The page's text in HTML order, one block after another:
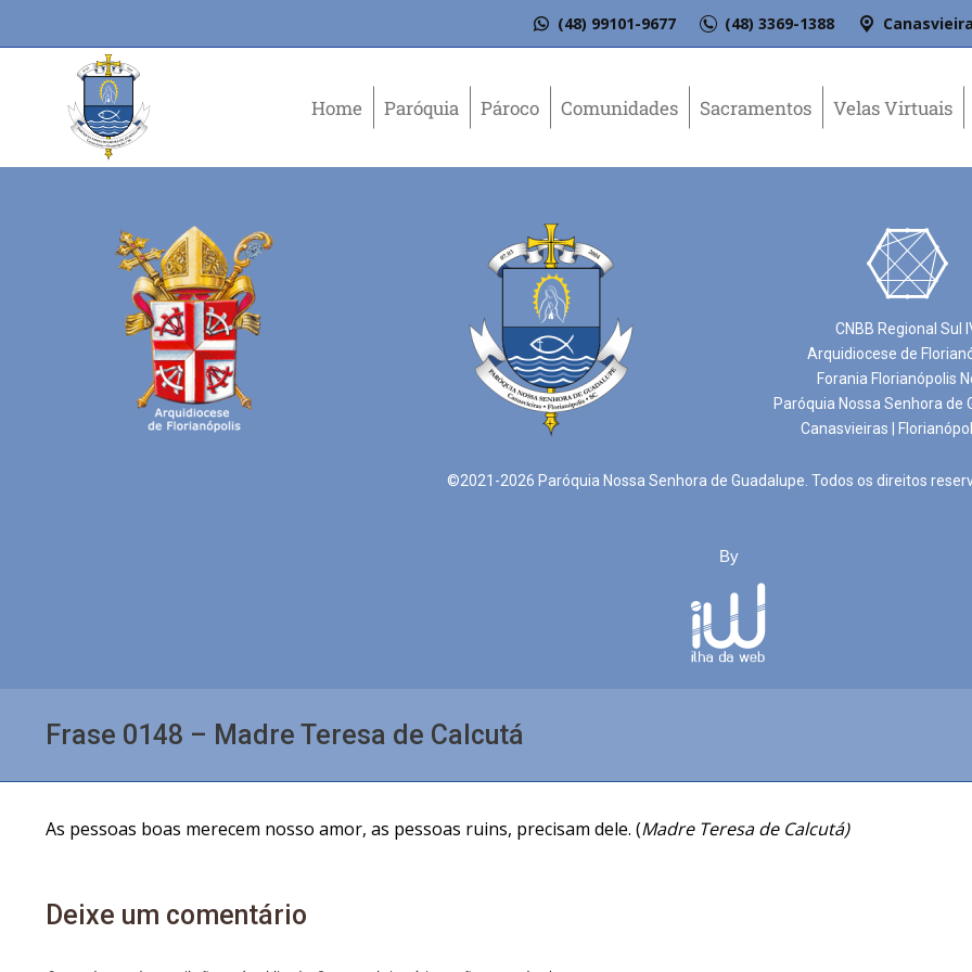
(48) 99101-9677 (48) 3369-1388
Home Paróquia Pároco Comunidades Sacramentos Velas Virtuais
Frase 0148 – Madre Teresa de Calcutá
As pessoas boas merecem nosso amor, as pessoas ruins, precisam dele. (Madre Teresa de Calcutá)
Deixe um comentário
CNBB Regional Sul
Arquidiocese de
Forania Florianópolis
Paróquia Nossa Senhora de
Canasvieiras |
©2021-2026 Paróquia Nossa Senhora de Guadalupe. Todos os direitos
By